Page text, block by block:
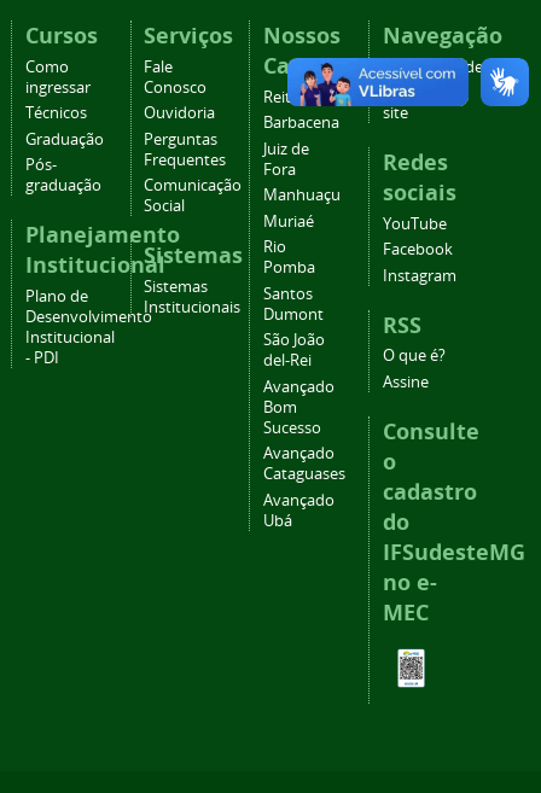
Cursos
Como
ingressar
Técnicos
Graduação
Pós-
graduação
Planejamento
Institucional
Plano de
Desenvolvimento
Institucional
- PDI
Serviços
Fale
Conosco
Ouvidoria
Perguntas
Frequentes
Comunicação
Social
Sistemas
Sistemas
Institucionais
Nossos
Campi
Reitoria
Barbacena
Juiz de
Fora
Manhuaçu
Muriaé
Rio
Pomba
Santos
Dumont
São João
del-Rei
Avançado
Bom
Sucesso
Avançado
Cataguases
Avançado
Ubá
Navegação
Acessibilidade
Mapa do
site
Redes
sociais
YouTube
Facebook
Instagram
RSS
O que é?
Assine
Consulte
o
cadastro
do
IFSudesteMG
no e-
MEC